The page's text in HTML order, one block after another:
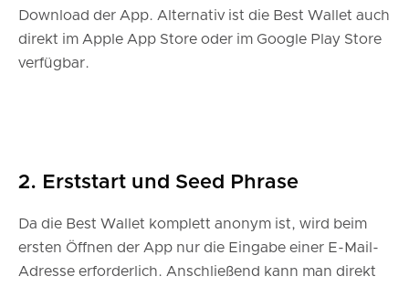
Download der App. Alternativ ist die Best Wallet auch
direkt im Apple App Store oder im Google Play Store
verfügbar.
2. Erststart und Seed Phrase
Da die Best Wallet komplett anonym ist, wird beim
ersten Öffnen der App nur die Eingabe einer E-Mail-
Adresse erforderlich. Anschließend kann man direkt